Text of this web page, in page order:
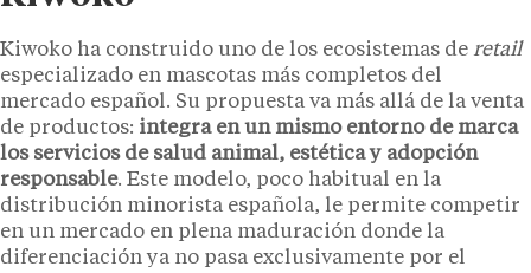
Kiwoko ha construido uno de los ecosistemas de retail
especializado en mascotas más completos del
mercado español. Su propuesta va más allá de la venta
de productos: integra en un mismo entorno de marca
los servicios de salud animal, estética y adopción
responsable. Este modelo, poco habitual en la
distribución minorista española, le permite competir
en un mercado en plena maduración donde la
diferenciación ya no pasa exclusivamente por el